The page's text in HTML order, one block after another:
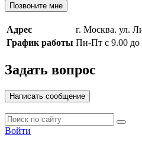
Позвоните мне
Адрес
г. Москва. ул.
График работы Пн-Пт с 9.00 до
Задать вопрос
Написать сообщение
Войти